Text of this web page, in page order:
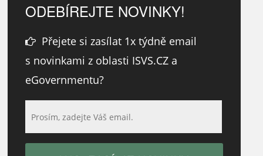
ODEBÍREJTE NOVINKY!
Přejete si zasílat 1x týdně email
s novinkami z oblasti ISVS.CZ a
eGovernmentu?